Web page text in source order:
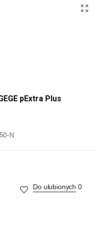
pExtra Plus
N
Do ulubionych 0